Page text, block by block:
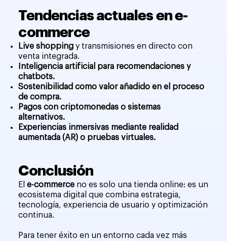
Tendencias actuales en e-
commerce
Live shopping y transmisiones en directo con
venta integrada.
Inteligencia artificial para recomendaciones y
chatbots.
Sostenibilidad como valor añadido en el proceso
de compra.
Pagos con criptomonedas o sistemas
alternativos.
Experiencias inmersivas mediante realidad
aumentada (AR) o pruebas virtuales.
Conclusión
Ele-commerce no es solo una tienda online: es un
ecosistema digital que combina estrategia,
tecnología, experiencia de usuario y optimización
continua.
Para tener éxito en un entorno cada vez más